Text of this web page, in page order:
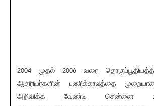
2004 முதல் 2006 வரை
ஆசிரியர்களின் பணிக்காலத்தை
அறிவிக்க வேண்டி சென்னை